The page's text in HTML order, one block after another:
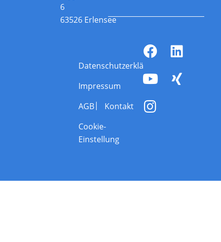
6
63526 Erlensee
Datenschutzerklärung
Impressum
AGB
Kontakt
Cookie-
Einstellung